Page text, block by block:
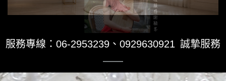
服務專線：06-2953239 、 0929630921 誠摯服務